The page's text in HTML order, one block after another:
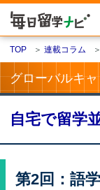
TOP ＞ 連載コラム ＞
グローバルキ
自宅で留学
第2回：語